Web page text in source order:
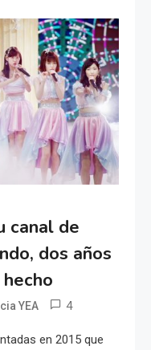
canal de
dos años
YEA 4
en 2015 que